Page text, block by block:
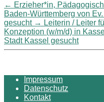
← Erzieher*in,
Baden-Württemberg von
gesucht → Leiterin / Leiter
Konzeption (w/m/d) in
Stadt Kassel gesucht
Impressum
Datenschutz
Kontakt